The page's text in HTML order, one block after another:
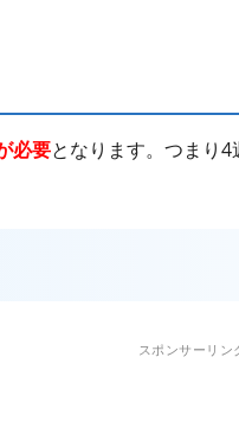
必要となります。つまり4